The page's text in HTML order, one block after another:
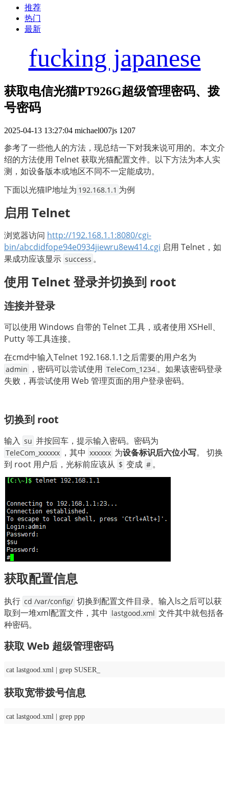
推荐
热门
最新
fucking japanese
获取电信光猫PT926G超级管理密码、拨
号密码
2025-04-13 13:27:04 michael007js 1207
参考了一些他人的方法，现总结一下对我来说可用的。本文介
绍的方法使用 Telnet 获取光猫配置文件。以下方法为本人实
测，如设备版本或地区不同不一定能成功。
下面以光猫IP地址为 192.168.1.1 为例
启用 Telnet
浏览器访问 http://192.168.1.1:8080/cgi-
bin/abcdidfope94e0934jiewru8ew414.cgi 启用 Telnet，如
果成功应该显示 success 。
使用 Telnet 登录并切换到 root
连接并登录
可以使用 Windows 自带的 Telnet 工具，或者使用 XSHell、
Putty 等工具连接。
在cmd中输入Telnet 192.168.1.1之后需要的
admin ，密码可以尝试使用 TeleCom_1234 。如果该密码登录
失败，再尝试使用 Web 管理页面的用户登录密码。
切换到 root
输入 su
TeleCom_xxxxxx ，其中 xxxxxx 为设备标识后六位小写。
切换
到 root 用户后，光标前应该从 $ 变成 # 。
获取配置信息
执行 cd /var/config/ 切换到配置文件目录。输入ls之后可以获
取到一堆xml配置文件，其中 lastgood.xml 文件其中就包括各
种密码。
获取 Web 超级管理密码
cat lastgood.xml | grep SUSER_
获取宽带拨号信息
cat lastgood.xml | grep ppp